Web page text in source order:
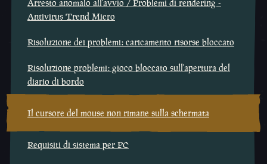
Arresto anomalo all'avvio / Problemi di rendering -
Antivirus Trend Micro
Risoluzione dei problemi: caricamento risorse bloccato
Risoluzione problemi: gioco bloccato sull'apertura del
diario di bordo
Il cursore del mouse non rimane sulla schermata
Requisiti di sistema per PC